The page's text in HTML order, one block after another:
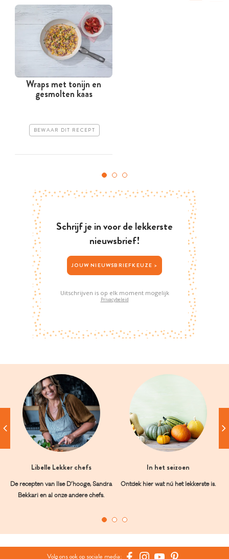
Wraps met tonijn en
gesmolten kaas
BEWAAR DIT RECEPT
Schrijf je in voor de lekkerste
nieuwsbrief!
JOUW NIEUWSBRIEFKEUZE >
Uitschrijven is op elk moment mogelijk
Privacybeleid
Libelle Lekker chefs
De recepten van Ilse D’hooge, Sandra
Bekkari en al onze andere chefs.
In het seizoen
Ontdek hier wat nú het lekkerste is.
Volg ons ook op sociale media: